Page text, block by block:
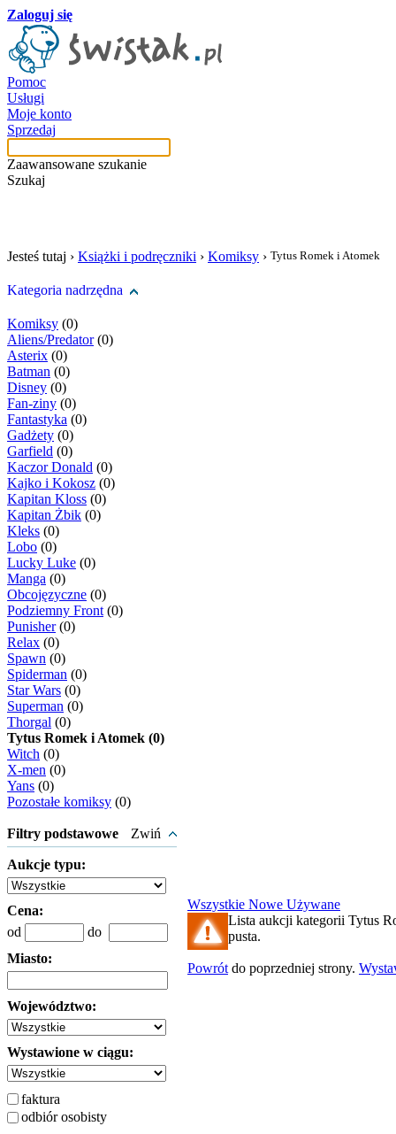
Zaloguj się
Pomoc
Usługi
Moje konto
Sprzedaj
Zaawansowane szukanie
Szukaj
Jesteś tutaj › Książki i podręczniki › Komiksy › Tytus Romek i Atomek
Kategoria nadrzędna
Komiksy (0)
Aliens/Predator(0)
Asterix (0)
Batman (0)
Disney (0)
Fan-ziny (0)
Fantastyka (0)
Gadżety (0)
Garfield (0)
Kaczor Donald (0)
Kajko i Kokosz (0)
Kapitan Kloss (0)
Kapitan Żbik (0)
Kleks (0)
Lobo (0)
Lucky Luke (0)
Manga (0)
Obcojęzyczne (0)
Podziemny Front (0)
Punisher(0)
Relax (0)
Spawn (0)
Spiderman (0)
Star Wars (0)
Superman (0)
Thorgal (0)
Tytus Romek i Atomek (0)
Witch (0)
X-men (0)
Yans (0)
Pozostałe komiksy (0)
Filtry podstawowe Zwiń
Aukcje typu:
Cena:
od
do
Miasto:
Województwo:
Wystawione w ciągu:
faktura
odbiór osobisty
Wszystkie Nowe Używane
Lista aukcji kategorii Tytus
pusta.
Powrót do poprzedniej strony.